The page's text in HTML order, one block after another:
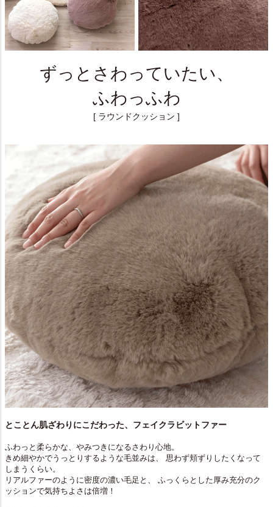
ずっとさわっていたい、
ふわっふわ
[ ラウンドクッション ]
とことん肌ざわりにこだわった、フェイクラビットファー
ふわっと柔らかな、やみつきになるさわり心地。
きめ細やかでうっとりするような毛並みは、 思わず頬ずりしたくなって
しまうくらい。
リアルファーのように密度の濃い毛足と、 ふっくらとした厚み充分のク
ッションで気持ちよさは倍増！